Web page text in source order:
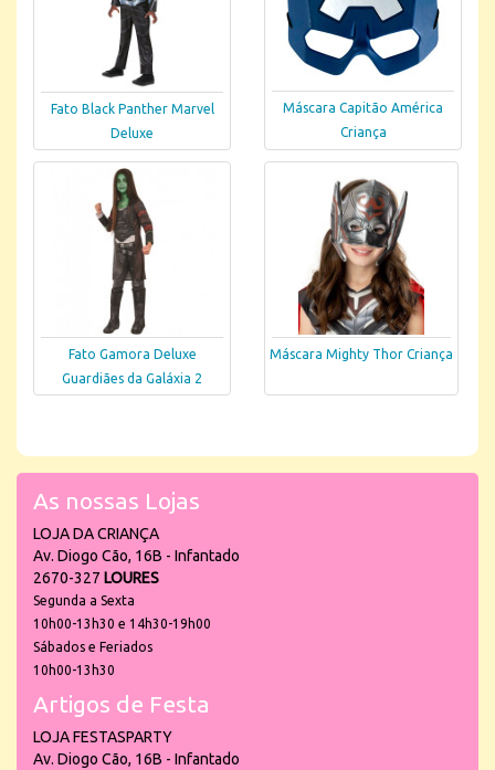
Fato Black Panther Marvel
Deluxe
Máscara Capitão América
Criança
Fato Gamora Deluxe
Guardiães da Galáxia 2
Máscara Mighty Thor Criança
As nossas Lojas
LOJA DA CRIANÇA
Av. Diogo Cão, 16B - Infantado
2670-327 LOURES
Segunda a Sexta
10h00-13h30 e 14h30-19h00
Sábados e Feriados
10h00-13h30
Artigos de Festa
LOJA FESTASPARTY
Av. Diogo Cão, 16B - Infantado